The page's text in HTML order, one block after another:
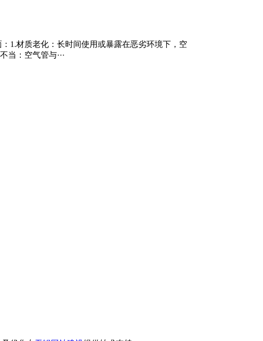
1.材质老化：长时间使用或暴露在恶劣环境下，空
当：空气管与···